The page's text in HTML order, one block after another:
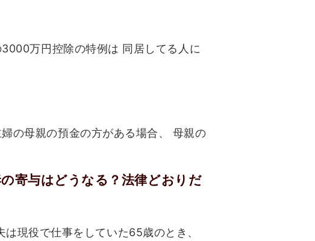
万円控除の特例は 同居してる人に
の母親の預金の方がある場合、 母親の
寄与はどうなる？法律どおりだ
現役で仕事をしていた65歳のとき、